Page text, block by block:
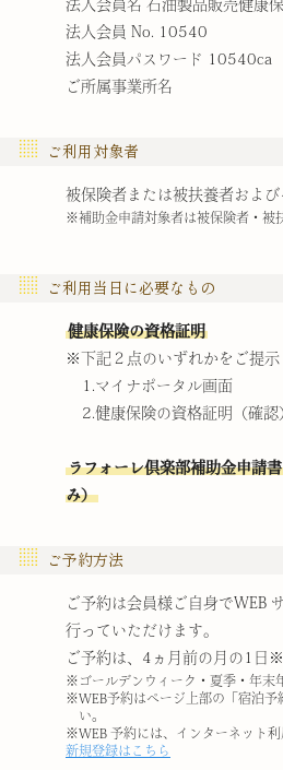
法人会員名 石油製品販売健康
法人会員 No. 10540
法人会員パスワード 10540ca
ご所属事業所名
ご利用対象者
被保険者または被扶養者および
※補助金申請対象者は被保険者・被
ご利用当日に必要なもの
健康保険の資格証明
※下記２点のいずれかをご提示
1.マイナポータル画面
2.健康保険の資格証明（確認
ラフォーレ倶楽部補助金申請
み）
ご予約方法
ご予約は会員様ご自身でWEB
行っていただけます。
ご予約は、4ヵ月前の月の1日※
※ゴールデンウィーク・夏季・年末
※WEB予約はページ上部の「宿泊予
い。
※WEB 予約には、インターネット利
新規登録はこちら